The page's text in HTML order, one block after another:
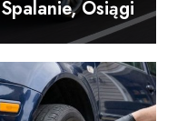
Spalanie, Osiągi